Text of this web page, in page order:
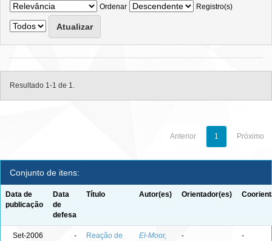
Ordenar
Registro(s)
Resultado 1-1 de 1.
Anterior 1 Próximo
Conjunto de itens:
Data de
publicação
Data
de
defesa
Título Autor(es) Orientador(es)
Set-2006 -
Reação de
El-Moor,
- -